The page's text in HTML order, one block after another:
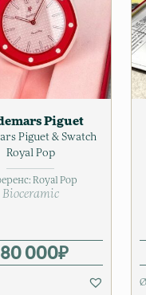
Piguet
Piguet & Swatch
Royal Pop
Royal Pop
Bioceramic
000₽